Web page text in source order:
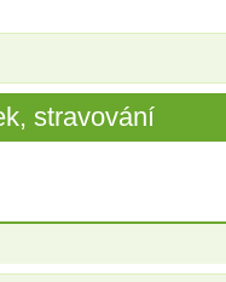
stravování